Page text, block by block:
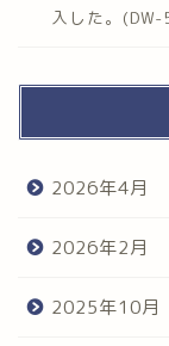
入した。
2026年4月
2026年2月
2025年10月